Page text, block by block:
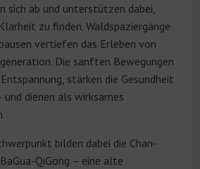
sich ab und unterstützen dabei,
zu finden. Waldspaziergänge
vertiefen das Erleben von
Die sanften Bewegungen
stärken die Gesundheit
dienen als wirksames
bilden dabei die Chan-
QiGong – eine alte